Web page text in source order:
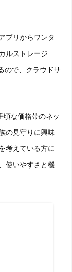
プリからワンタ
ルストレージ
ので、クラウドサ
頃な価格帯のネッ
の見守りに興味
考えている方に
使いやすさと機